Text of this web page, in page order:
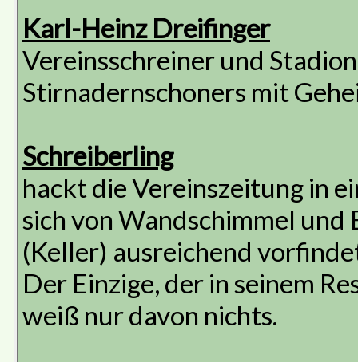
Karl-Heinz Dreifinger
Vereinsschreiner und
Stirnadernschoners mit
Schreiberling
hackt die Vereinszeitung in
sich von Wandschimmel und
(Keller) ausreichend
Der Einzige, der in seinem
weiß nur davon nichts.